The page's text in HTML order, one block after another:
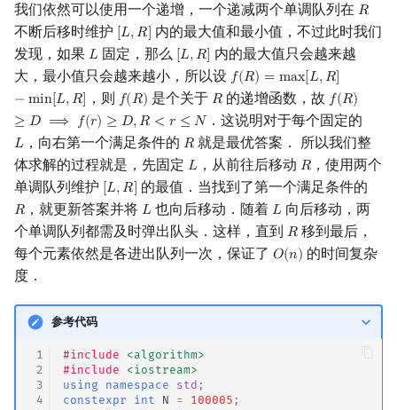
我们依然可以使用一个递增，一个递减两个单调队列在 𝑅
R
不断后移时维护 [𝐿,𝑅]
[L,R]
内的最大值和最小值，不过此时我们
发现，如果 𝐿
L固定，那么 [𝐿,𝑅]
[L,R]
内的最大值只会越来越
大，最小值只会越来越小，所以设 𝑓(𝑅) = max[𝐿,𝑅]
−min[𝐿,𝑅]
f(R)= max[L,R]−min
，则 𝑓(𝑅)
f(R) 是个关于𝑅
R 的递增函数，故 𝑓(𝑅)
≥ 𝐷 ⟹ 𝑓(𝑟) ≥ 𝐷,𝑅 < 𝑟 ≤ 𝑁
f(R)≥
．这说明对于每个固定的
𝐿
L，向右第一个满足条件的 𝑅
R 就是最优答案． 所以我们整
体求解的过程就是，先固定 𝐿
L，从前往后移动 𝑅
R ，使用两个
单调队列维护 [𝐿,𝑅]
[L,R] 的最值．当找到了第一个满足条件的
𝑅
R ，就更新答案并将 𝐿
L 也向后移动．随着 𝐿
L向后移动，两
个单调队列都需及时弹出队头．这样，直到 𝑅
R 移到最后，
每个元素依然是各进出队列一次，保证了 𝑂(𝑛)
O(n) 的时间复杂
度．
参考代码
1
2
3
4
#include
<algorithm>
#include
<iostream>
using
namespace std ;
constexpr
int N = 100005 ;